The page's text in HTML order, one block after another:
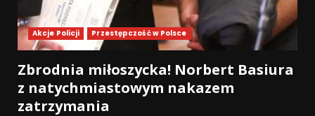
Akcje Policji Przestępczość w Polsce
Zbrodnia miłoszycka! Norbert Basiura
z natychmiastowym nakazem
zatrzymania